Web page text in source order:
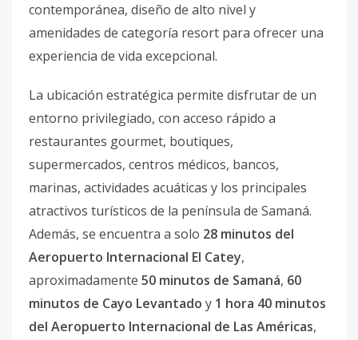
contemporánea, diseño de alto nivel y
amenidades de categoría resort para ofrecer una
experiencia de vida excepcional.
La ubicación estratégica permite disfrutar de un
entorno privilegiado, con acceso rápido a
restaurantes gourmet, boutiques,
supermercados, centros médicos, bancos,
marinas, actividades acuáticas y los principales
atractivos turísticos de la península de Samaná.
Además, se encuentra a solo 28 minutos del
Aeropuerto Internacional El Catey,
aproximadamente 50 minutos de Samaná, 60
minutos de Cayo Levantado y 1 hora 40 minutos
del Aeropuerto Internacional de Las Américas,